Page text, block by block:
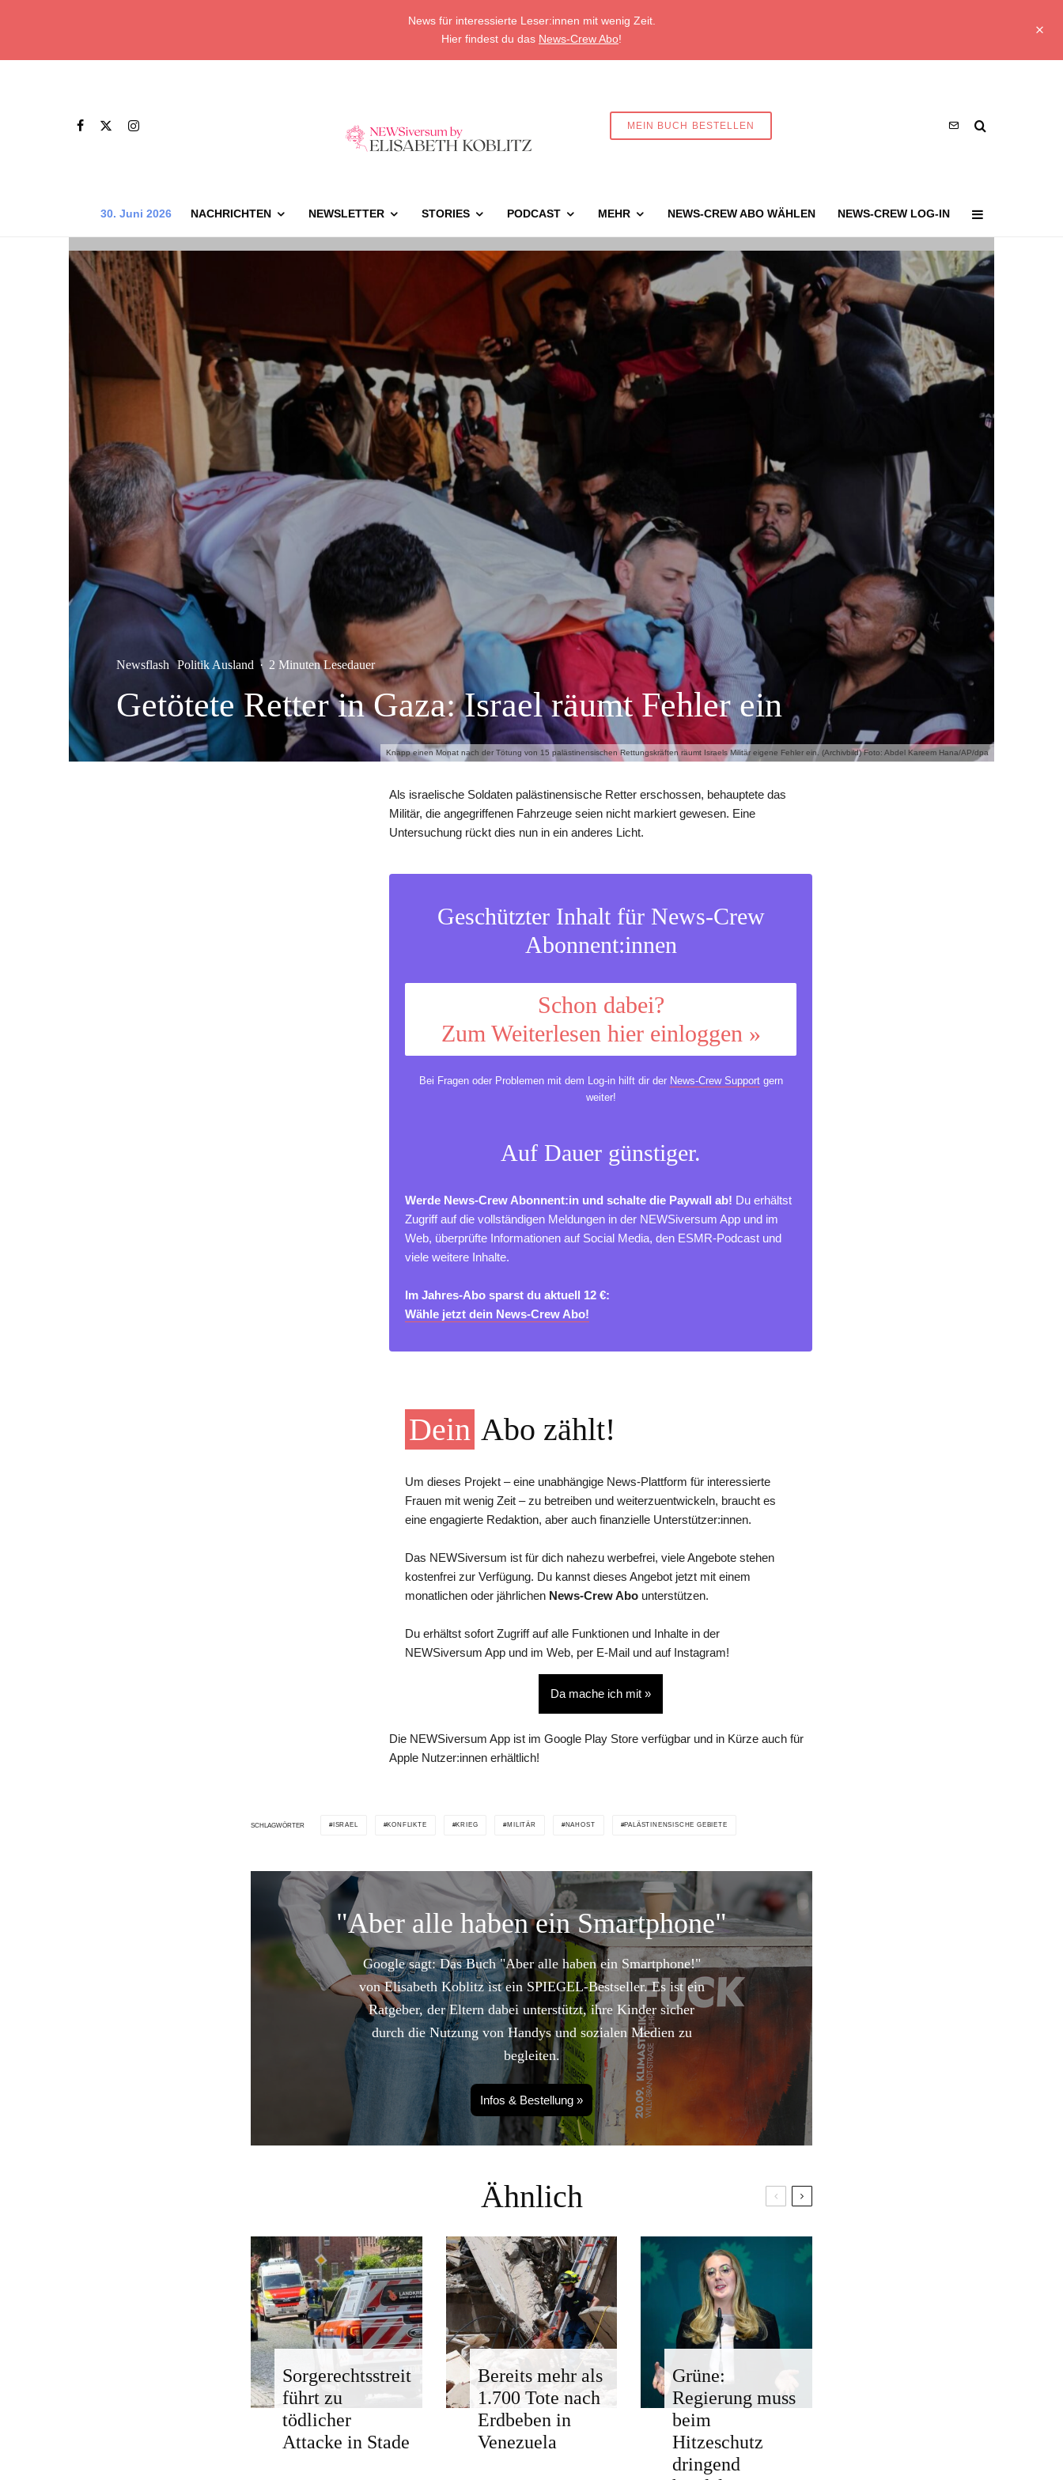
News für interessierte Leser:innen mit wenig Zeit.
Hier findest du das News-Crew Abo!
MEIN BUCH BESTELLEN
30. Juni 2026 NACHRICHTEN NEWSLETTER STORIES PODCAST MEHR NEWS-CREW ABO WÄHLEN NEWS-CREW LOG-IN
Knapp einen Monat nach der Tötung von 15 palästinensischen Rettungskräften räumt Israels Militär eigene Fehler ein. (Archivbild) Foto: Abdel Kareem Hana/AP/dpa
Newsflash Politik Ausland · 2 Minuten Lesedauer
Getötete Retter in Gaza: Israel räumt Fehler ein
Als israelische Soldaten palästinensische Retter erschossen, behauptete das
Militär, die angegriffenen Fahrzeuge seien nicht markiert gewesen. Eine
Untersuchung rückt dies nun in ein anderes Licht.
Geschützter Inhalt für News-Crew
Abonnent:innen
Schon dabei?
Zum Weiterlesen hier einloggen »
Bei Fragen oder Problemen mit dem Log-in hilft dir der News-Crew Supportgern
weiter!
Auf Dauer günstiger.
Werde News-Crew Abonnent:in und schalte die Paywall ab! Du erhältst
Zugriff auf die vollständigen Meldungen in der NEWSiversum App und im
Web, überprüfte Informationen auf Social Media, den ESMR-Podcast und
viele weitere Inhalte.
Im Jahres-Abo sparst du aktuell 12 €:
Wähle jetzt dein News-Crew Abo!
Dein Abo zählt!
Um dieses Projekt – eine unabhängige News-Plattform für interessierte
Frauen mit wenig Zeit – zu betreiben und weiterzuentwickeln, braucht es
eine engagierte Redaktion, aber auch finanzielle Unterstützer:innen.
Das NEWSiversum ist für dich nahezu werbefrei, viele Angebote stehen
kostenfrei zur Verfügung. Du kannst dieses Angebot jetzt mit einem
monatlichen oder jährlichen News-Crew Abo unterstützen.
Du erhältst sofort Zugriff auf alle Funktionen und Inhalte in der
NEWSiversum App und im Web, per E-Mail und auf Instagram!
Da mache ich mit »
Die NEWSiversum App ist im Google Play Store verfügbar und in Kürze auch für
Apple Nutzer:innen erhältlich!
SCHLAGWÖRTER ISRAEL KONFLIKTE KRIEG MILITÄR NAHOST PALÄSTINENSISCHE GEBIETE
"Aber alle haben ein Smartphone"
Google sagt: Das Buch "Aber alle haben ein Smartphone!"
von Elisabeth Koblitz ist ein SPIEGEL-Bestseller. Es ist ein
Ratgeber, der Eltern dabei unterstützt, ihre Kinder sicher
durch die Nutzung von Handys und sozialen Medien zu
begleiten.
Infos & Bestellung »
Ähnlich
Sorgerechtsstreit
führt zu
tödlicher
Attacke in Stade
Bereits mehr als
1.700 Tote nach
Erdbeben in
Venezuela
Grüne:
Regierung muss
beim
Hitzeschutz
dringend